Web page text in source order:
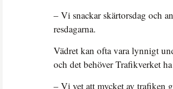
– Vi snackar skärtorsdag och
resdagarna.
Vädret kan ofta vara lynnigt
och det behöver Trafikverket
– Vi vet att mycket av trafiken